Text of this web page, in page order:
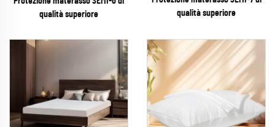
qualità superiore
qualità superiore